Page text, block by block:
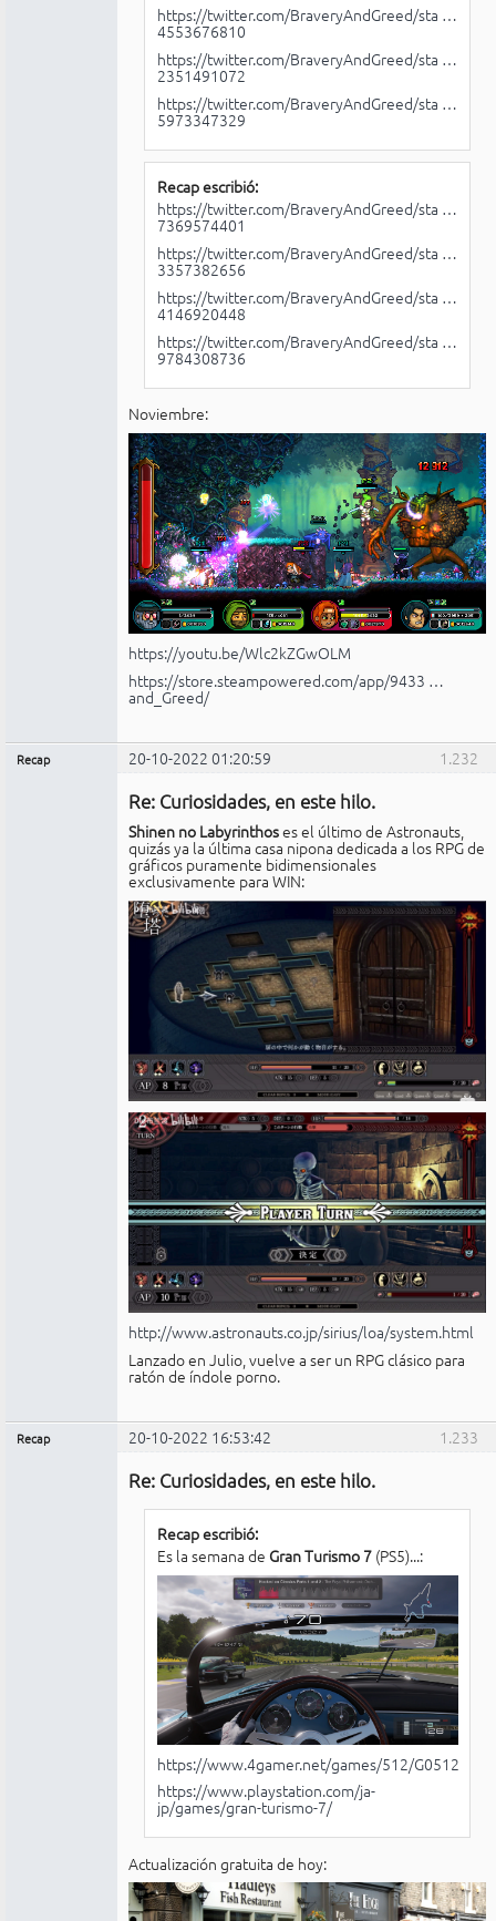
https://twitter.com/BraveryAndGreed/sta …
4553676810
https://twitter.com/BraveryAndGreed/sta …
2351491072
https://twitter.com/BraveryAndGreed/sta …
5973347329
Recap escribió:
https://twitter.com/BraveryAndGreed/sta …
7369574401
https://twitter.com/BraveryAndGreed/sta …
3357382656
https://twitter.com/BraveryAndGreed/sta …
4146920448
https://twitter.com/BraveryAndGreed/sta …
9784308736
Noviembre:
https://youtu.be/Wlc2kZGwOLM
https://store.steampowered.com/app/9433 …
and_Greed/
1.232
Recap 20-10-2022 01:20:59
Re: Curiosidades, en este hilo.
Shinen no Labyrinthoses el último de Astronauts,
quizás ya la última casa nipona dedicada a los RPG de
gráficos puramente bidimensionales
exclusivamente para WIN:
http://www.astronauts.co.jp/sirius/loa/system.html
Lanzado en Julio, vuelve a ser un RPG clásico para
ratón de índole porno.
1.233
Recap 20-10-2022 16:53:42
Re: Curiosidades, en este hilo.
Recap escribió:
Es la semana de Gran Turismo 7(PS5)...:
https://www.4gamer.net/games/512/G051215/
https://www.playstation.com/ja-
jp/games/gran-turismo-7/
Actualización gratuita de hoy: